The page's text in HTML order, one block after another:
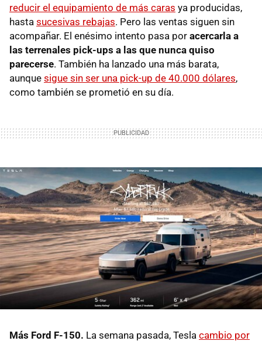
reducir el equipamiento de más caras ya producidas,
hasta sucesivas rebajas. Pero las ventas siguen sin
acompañar. El enésimo intento pasa por acercarla a
las terrenales pick-ups a las que nunca quiso
parecerse. También ha lanzado una más barata,
aunque sigue sin ser una pick-up de 40.000 dólares,
como también se prometió en su día.
Más Ford F-150. La semana pasada, Tesla cambio por